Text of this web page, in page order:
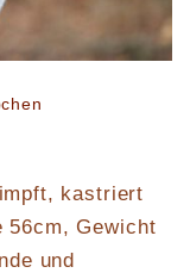
kastriert
56cm, Gewicht
und